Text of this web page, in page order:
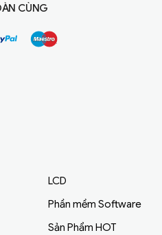
CÙNG
LCD
Phần mềm Software
Sản Phẩm HOT